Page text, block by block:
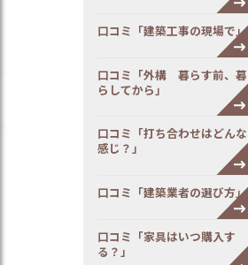
口コミ「建築工事の現場で」
口コミ「外構 暮らす前、暮
らしてから」
口コミ「打ち合わせはどんな
感じ？」
口コミ「建築業者の選び方」
口コミ「家具はいつ購入す
る？」